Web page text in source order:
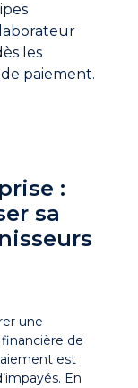
les
paiement.
:
sa
une
de
est
En